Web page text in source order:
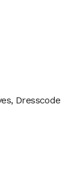
Dresscode